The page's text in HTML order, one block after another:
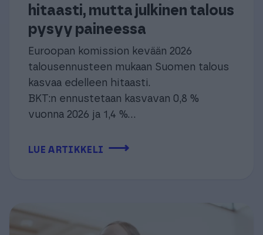
hitaasti, mutta julkinen talous
pysyy paineessa
Euroopan komission kevään 2026
talousennusteen mukaan Suomen talous
kasvaa edelleen hitaasti.
BKT:n ennustetaan kasvavan 0,8 %
vuonna 2026 ja 1,4 %...
LUE ARTIKKELI ⟶